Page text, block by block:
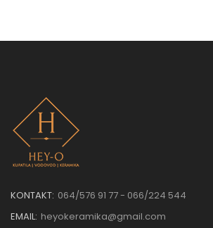
KONTAKT: 064/576 91 77 - 066/224 544
EMAIL: heyokeramika@gmail.com